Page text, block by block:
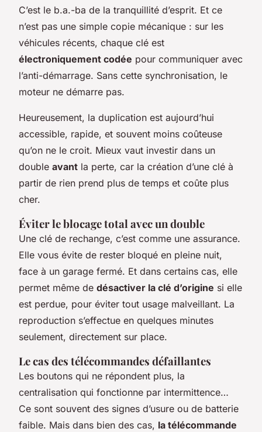
C’est le b.a.-ba de la tranquillité d’esprit. Et ce
n’est pas une simple copie mécanique : sur les
véhicules récents, chaque clé est
électroniquement codée pour communiquer avec
l’anti-démarrage. Sans cette synchronisation, le
moteur ne démarre pas.
Heureusement, la duplication est aujourd’hui
accessible, rapide, et souvent moins coûteuse
qu’on ne le croit. Mieux vaut investir dans un
double avant la perte, car la création d’une clé à
partir de rien prend plus de temps et coûte plus
cher.
Éviter le blocage total avec un double
Une clé de rechange, c’est comme une assurance.
Elle vous évite de rester bloqué en pleine nuit,
face à un garage fermé. Et dans certains cas, elle
permet même de désactiver la clé d’origine si elle
est perdue, pour éviter tout usage malveillant. La
reproduction s’effectue en quelques minutes
seulement, directement sur place.
Le cas des télécommandes défaillantes
Les boutons qui ne répondent plus, la
centralisation qui fonctionne par intermittence…
Ce sont souvent des signes d’usure ou de batterie
faible. Mais dans bien des cas, la télécommande